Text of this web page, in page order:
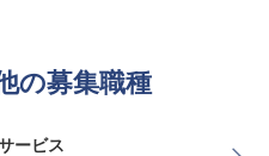
の募集職種
ービス